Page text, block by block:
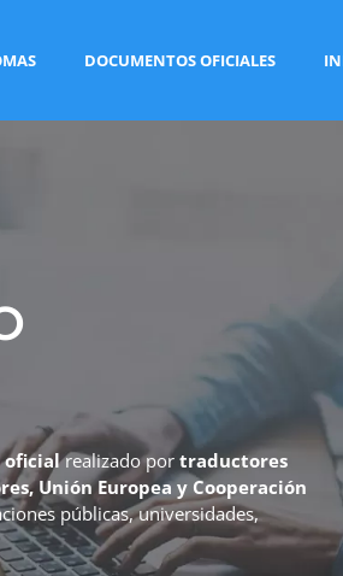
DOCUMENTOS OFICIALES
oficialrealizado por traductores
Unión Europea y Cooperación
públicas, universidades,